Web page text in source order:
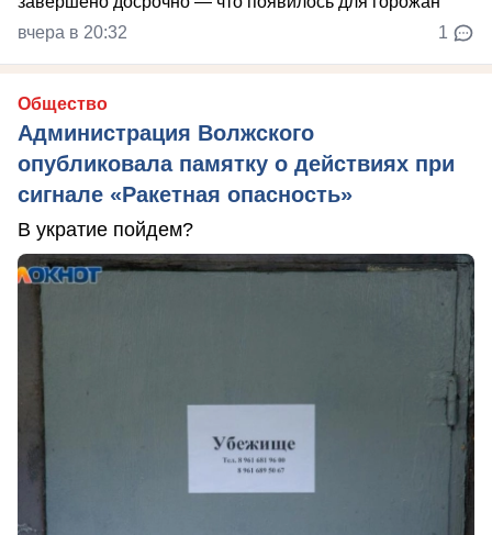
вчера в 20:32 1
Общество
Администрация Волжского
опубликовала памятку о действиях при
сигнале «Ракетная опасность»
В укратие пойдем?